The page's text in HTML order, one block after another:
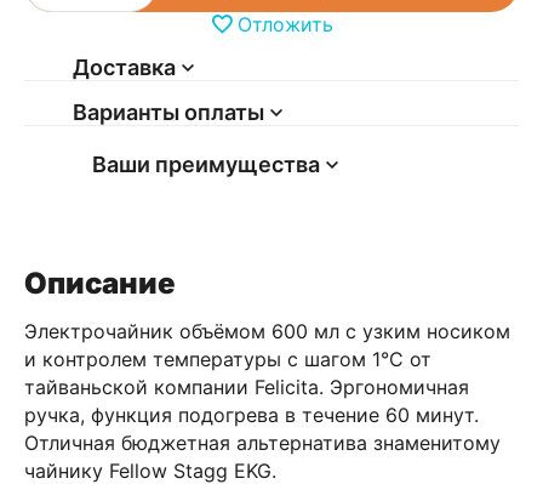
Отложить
Доставка
Варианты оплаты
Ваши преимущества
Описание
Электрочайник объёмом 600 мл с узким носиком
и контролем температуры с шагом 1°C от
тайваньской компании Felicita. Эргономичная
ручка, функция подогрева в течение 60 минут.
Отличная бюджетная альтернатива знаменитому
чайнику Fellow Stagg EKG.